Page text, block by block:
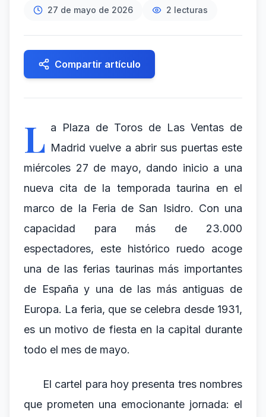
27 de mayo de 2026 2 lecturas
Compartir artículo
L a Plaza de Toros de Las Ventas de
Madrid vuelve a abrir sus puertas este
miércoles 27 de mayo, dando inicio a una
nueva cita de la temporada taurina en el
marco de la Feria de San Isidro. Con una
capacidad para más de 23.000
espectadores, este histórico ruedo acoge
una de las ferias taurinas más importantes
de España y una de las más antiguas de
Europa. La feria, que se celebra desde 1931,
es un motivo de fiesta en la capital durante
todo el mes de mayo.
El cartel para hoy presenta tres nombres
que prometen una emocionante jornada: el